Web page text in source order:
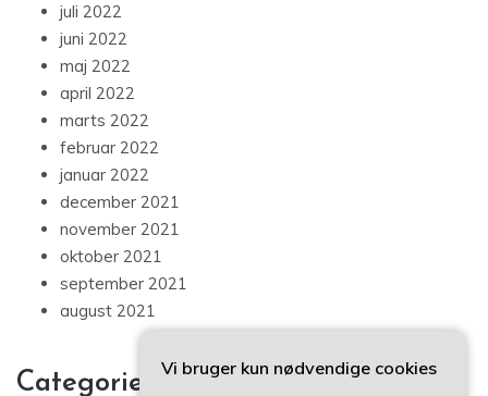
juli 2022
juni 2022
maj 2022
april 2022
marts 2022
februar 2022
januar 2022
december 2021
november 2021
oktober 2021
september 2021
august 2021
Categories
Vi bruger kun nødvendige cookies